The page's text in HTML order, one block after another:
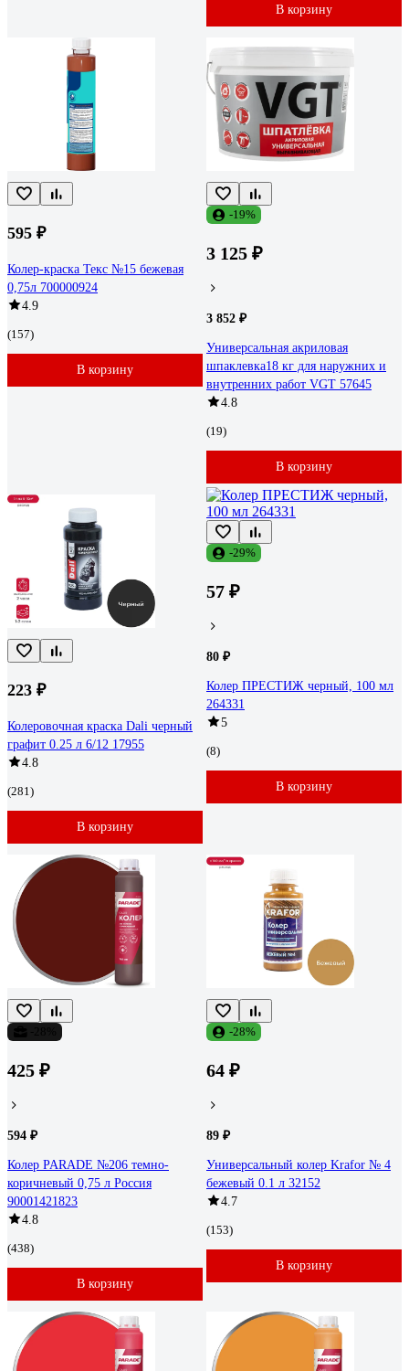
В корзину
595 ₽
Колер-краска Текс №15 бежевая
0,75л 700000924
4.9
(157)
В корзину
-19%
3 125 ₽
3 852 ₽
Универсальная акриловая
шпаклевка18 кг для наружних и
внутренних работ VGT 57645
4.8
(19)
В корзину
223 ₽
Колеровочная краска Dali черный
графит 0.25 л 6/12 17955
4.8
(281)
В корзину
-29%
57 ₽
80 ₽
Колер ПРЕСТИЖ черный, 100 мл
264331
5
(8)
В корзину
425 ₽
594 ₽
Колер PARADE №206 темно-
коричневый 0,75 л Россия
90001421823
4.8
(438)
В корзину
-28%
64 ₽
89 ₽
Универсальный колер Krafor № 4
бежевый 0.1 л 32152
4.7
(153)
В корзину